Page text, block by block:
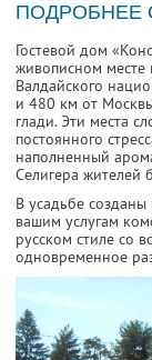
ПОДРОБНЕЕ
Гостевой дом
живописном месте
Валдайского
и 480 км от
глади. Эти места
постоянного
наполненный
Селигера жителей
В усадьбе созданы
вашим услугам
русском стиле со
одновременное